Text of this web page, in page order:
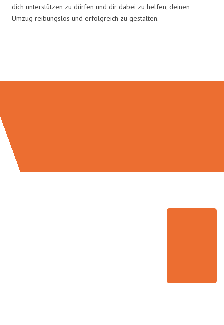
dich unterstützen zu dürfen und dir dabei zu helfen, deinen
Umzug reibungslos und erfolgreich zu gestalten.